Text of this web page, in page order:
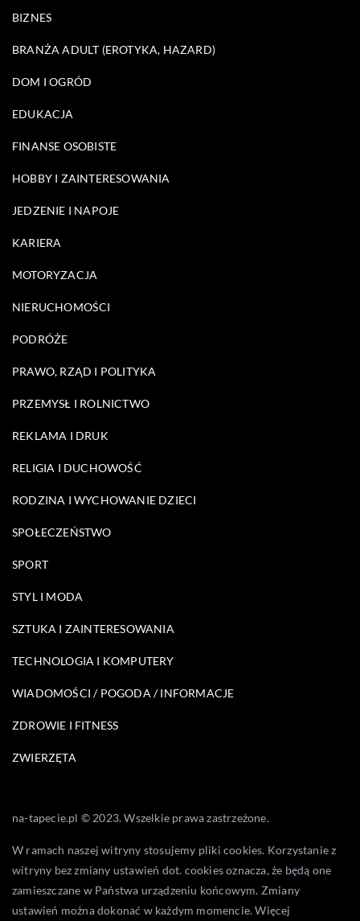
BIZNES
BRANŻA ADULT (EROTYKA, HAZARD)
DOM I OGRÓD
EDUKACJA
FINANSE OSOBISTE
HOBBY I ZAINTERESOWANIA
JEDZENIE I NAPOJE
KARIERA
MOTORYZACJA
NIERUCHOMOŚCI
PODRÓŻE
PRAWO, RZĄD I POLITYKA
PRZEMYSŁ I ROLNICTWO
REKLAMA I DRUK
RELIGIA I DUCHOWOŚĆ
RODZINA I WYCHOWANIE DZIECI
SPOŁECZEŃSTWO
SPORT
STYL I MODA
SZTUKA I ZAINTERESOWANIA
TECHNOLOGIA I KOMPUTERY
WIADOMOŚCI / POGODA / INFORMACJE
ZDROWIE I FITNESS
ZWIERZĘTA
na-tapecie.pl © 2023. Wszelkie prawa zastrzeżone.
W ramach naszej witryny stosujemy pliki cookies. Korzystanie z
witryny bez zmiany ustawień dot. cookies oznacza, że będą one
zamieszczane w Państwa urządzeniu końcowym. Zmiany
ustawień można dokonać w każdym momencie. Więcej